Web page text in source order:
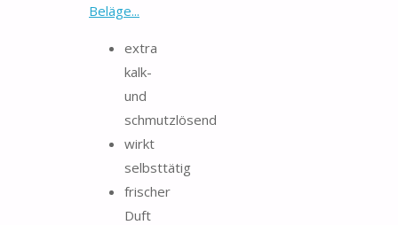
Beläge...
extra
kalk-
und
schmutzlösend
wirkt
selbsttätig
frischer
Duft